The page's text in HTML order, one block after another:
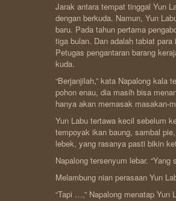
Jarak antara tempat tinggal Yun
dengan berkuda. Namun, Yun
baru. Pada tahun pertama
tiga bulan. Dan adalah tabiat
Petugas pengantaran barang
kuda.
“Berjanjilah,” kata Napalong kala
pohon enau, dia masih bisa
hanya akan memasak masakan-
Yun Labu tertawa kecil sebelum
tempoyak ikan baung, sambal
lebek, yang rasanya pasti bikin
Napalong tersenyum lebar.
Melambung nian perasaan Yun
“Tapi …,” Napalong menatap Yun